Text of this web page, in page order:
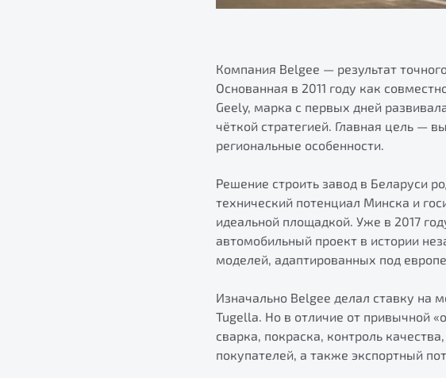
Компания Belgee — результат
Основанная в 2011 году как
Geely, марка с первых дней
чёткой стратегией. Главная цель —
региональные особенности.
Решение строить завод в Беларуси
технический потенциал Минска и
идеальной площадкой. Уже в 2017
автомобильный проект в истории
моделей, адаптированных под
Изначально Belgee делал ставку на
Tugella. Но в отличие от привычной
сварка, покраска, контроль
покупателей, а также экспортный